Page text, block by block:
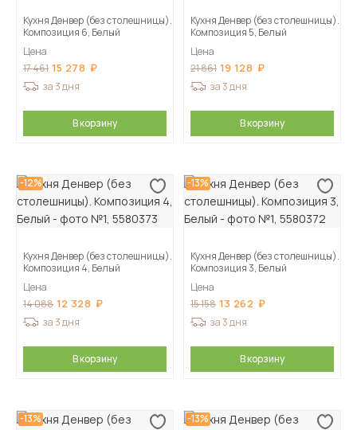
Кухня Денвер (без столешницы).
Композиция 6, Белый
Цена
17 461 15 278
за 3 дня
В корзину
Кухня Денвер (без столешницы).
Композиция 5, Белый
Цена
21 861 19 128
за 3 дня
В корзину
-12%
Кухня Денвер (без столешницы).
Композиция 4, Белый
Цена
14 088 12 328
за 3 дня
В корзину
-13%
Кухня Денвер (без столешницы).
Композиция 3, Белый
Цена
15 158 13 262
за 3 дня
В корзину
-13% -13%